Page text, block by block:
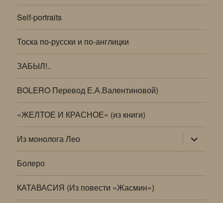
Self-portraits
Тоска по-русски и по-англицки
ЗАБЫЛ!..
BOLERO Перевод Е.А.Валентиновой)
«ЖЕЛТОЕ И КРАСНОЕ» (из книги)
Из монолога Лео раскрыть
дочернее
меню
Болеро
КАТАВАСИЯ (Из повести «Жасмин»)